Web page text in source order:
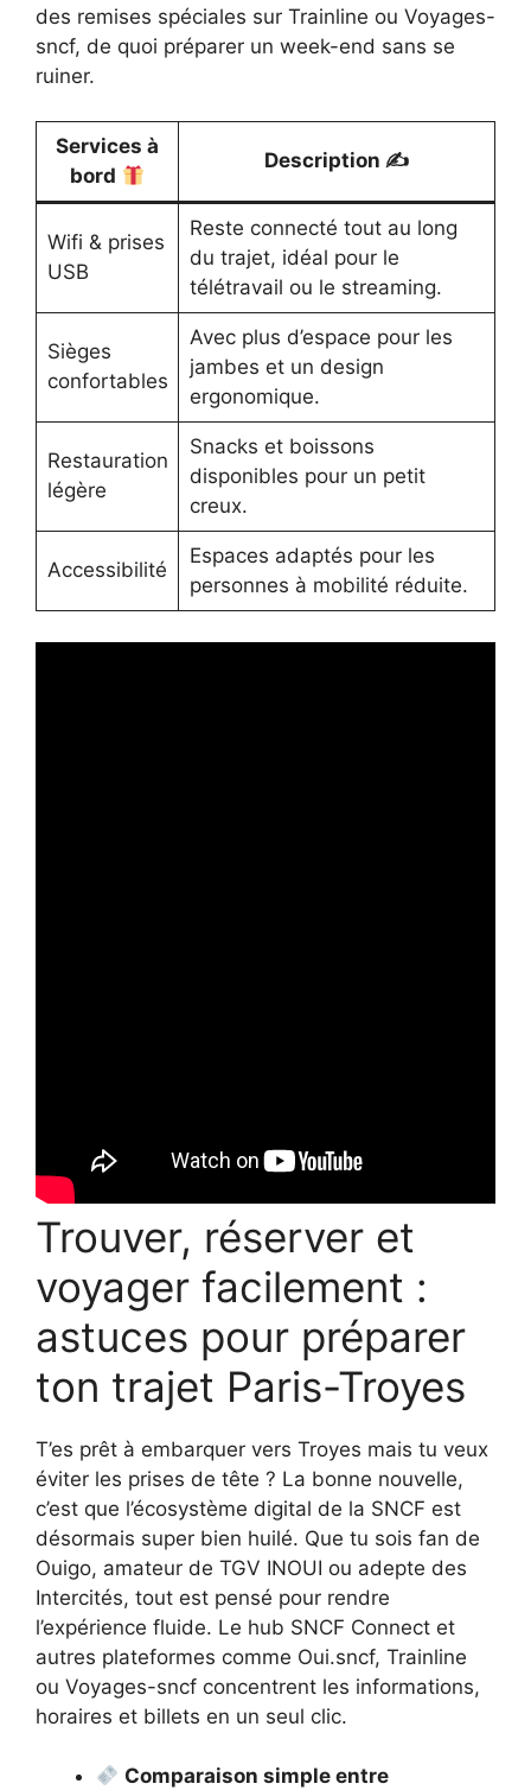
des remises spéciales sur Trainline ou Voyages-
sncf, de quoi préparer un week-end sans se
ruiner.
Services à
bord
Description ✍️
Wifi & prises
USB
Reste connecté tout au long
du trajet, idéal pour le
télétravail ou le streaming.
Sièges
confortables
Avec plus d’espace pour les
jambes et un design
ergonomique.
Restauration
légère
Snacks et boissons
disponibles pour un petit
creux.
Accessibilité
Espaces adaptés pour les
personnes à mobilité réduite.
Trouver, réserver et
voyager facilement :
astuces pour préparer
ton trajet Paris-Troyes
T’es prêt à embarquer vers Troyes mais tu veux
éviter les prises de tête ? La bonne nouvelle,
c’est que l’écosystème digital de la SNCF est
désormais super bien huilé. Que tu sois fan de
Ouigo, amateur de TGV INOUI ou adepte des
Intercités, tout est pensé pour rendre
l’expérience fluide. Le hub SNCF Connect et
autres plateformes comme Oui.sncf, Trainline
ou Voyages-sncf concentrent les informations,
horaires et billets en un seul clic.
Comparaison simple entre